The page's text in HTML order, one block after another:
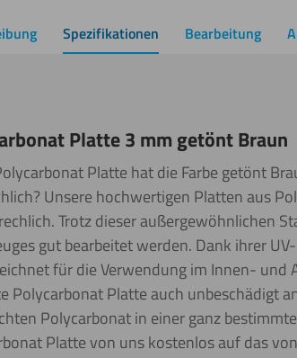
Spezifikationen Bearbeitung
Platte 3 mm getönt Braun
Platte hat die Farbe getönt
Unsere hochwertigen Platten aus
Trotz dieser außergewöhnlichen
gut bearbeitet werden. Dank ihrer
für die Verwendung im Innen- und
Polycarbonat Platte auch unbeschädigt
Polycarbonat in einer ganz
Platte von uns kostenlos auf das